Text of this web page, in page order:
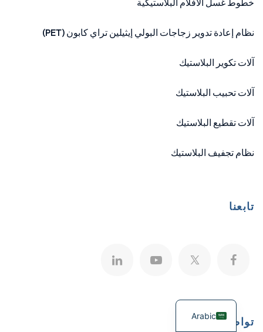
خطوط غسل الأفلام البلاستيكية
نظام إعادة تدوير زجاجات البولي إيثيلين تراي كابون (PET)
آلات تكوير البلاستيك
آلات تحبيب البلاستيك
آلات تقطيع البلاستيك
نظام تجفيف البلاستيك
تابعنا
تواصل معنا
Arabic